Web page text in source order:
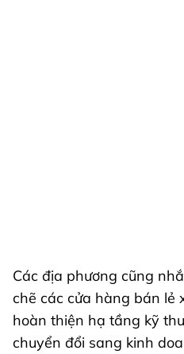
Các địa phương cũng
chẽ các cửa hàng bán lẻ
hoàn thiện hạ tầng kỹ
chuyển đổi sang kinh